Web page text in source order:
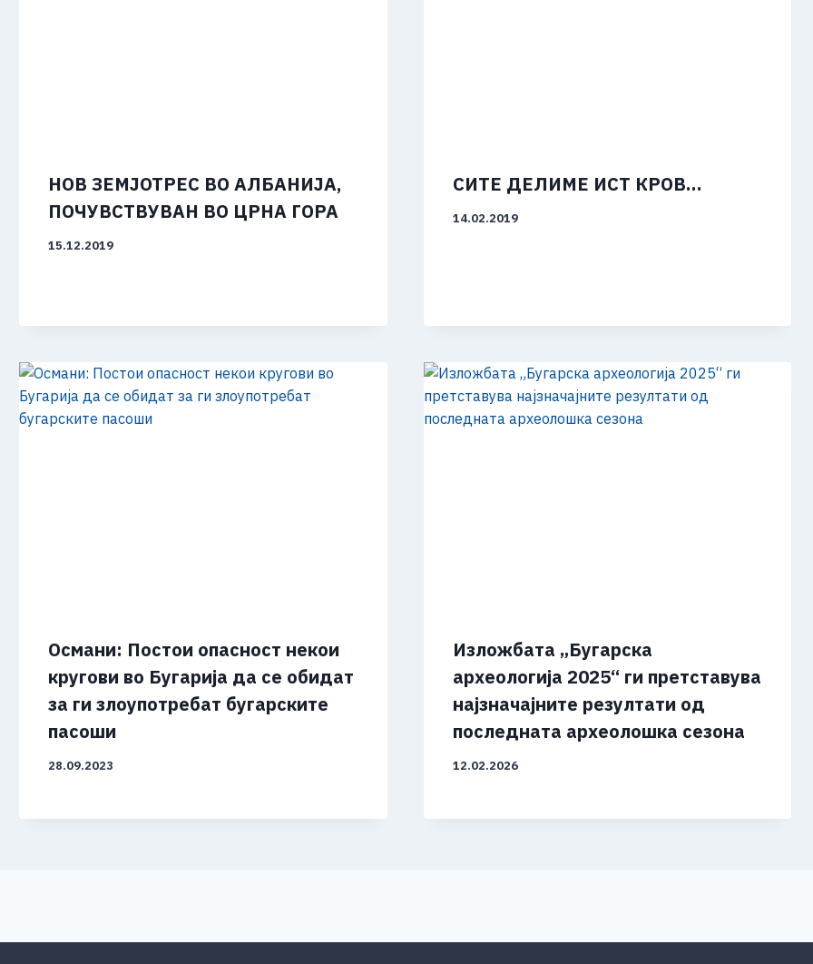
НОВ ЗЕМЈОТРЕС ВО АЛБАНИЈА,
ПОЧУВСТВУВАН ВО ЦРНА ГОРА
15.12.2019
СИТЕ ДЕЛИМЕ ИСТ КРОВ…
14.02.2019
Османи: Постои опасност некои
кругови во Бугарија да се обидат
за ги злоупотребат бугарските
пасоши
28.09.2023
Изложбата „Бугарска
археологија 2025“ ги претставува
најзначајните резултати од
последната археолошка сезона
12.02.2026